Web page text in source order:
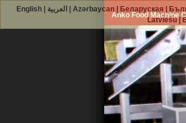
Anko Food Machine
English| العربية Azərbaycan| Беларуская
Latviešu|